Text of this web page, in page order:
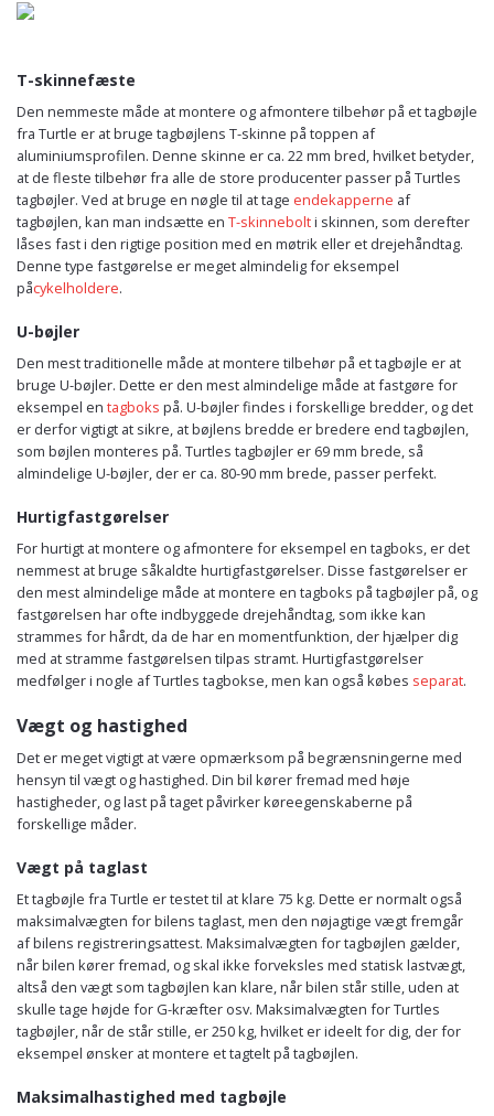
T-skinnefæste
Den nemmeste måde at montere og afmontere tilbehør på et tagbøjle
fra Turtle er at bruge tagbøjlens T-skinne på toppen af
aluminiumsprofilen. Denne skinne er ca. 22 mm bred, hvilket betyder,
at de fleste tilbehør fra alle de store producenter passer på Turtles
tagbøjler. Ved at bruge en nøgle til at tage endekapperne af
tagbøjlen, kan man indsætte en T-skinnebolti skinnen, som derefter
låses fast i den rigtige position med en møtrik eller et drejehåndtag.
Denne type fastgørelse er meget almindelig for eksempel
påcykelholdere.
U-bøjler
Den mest traditionelle måde at montere tilbehør på et tagbøjle er at
bruge U-bøjler. Dette er den mest almindelige måde at fastgøre for
eksempel en tagboks på. U-bøjler findes i forskellige bredder, og det
er derfor vigtigt at sikre, at bøjlens bredde er bredere end tagbøjlen,
som bøjlen monteres på. Turtles tagbøjler er 69 mm brede, så
almindelige U-bøjler, der er ca. 80-90 mm brede, passer perfekt.
Hurtigfastgørelser
For hurtigt at montere og afmontere for eksempel en tagboks, er det
nemmest at bruge såkaldte hurtigfastgørelser. Disse fastgørelser er
den mest almindelige måde at montere en tagboks på tagbøjler på, og
fastgørelsen har ofte indbyggede drejehåndtag, som ikke kan
strammes for hårdt, da de har en momentfunktion, der hjælper dig
med at stramme fastgørelsen tilpas stramt. Hurtigfastgørelser
medfølger i nogle af Turtles tagbokse, men kan også købes separat.
Vægt og hastighed
Det er meget vigtigt at være opmærksom på begrænsningerne med
hensyn til vægt og hastighed. Din bil kører fremad med høje
hastigheder, og last på taget påvirker køreegenskaberne på
forskellige måder.
Vægt på taglast
Et tagbøjle fra Turtle er testet til at klare 75 kg. Dette er normalt også
maksimalvægten for bilens taglast, men den nøjagtige vægt fremgår
af bilens registreringsattest. Maksimalvægten for tagbøjlen gælder,
når bilen kører fremad, og skal ikke forveksles med statisk lastvægt,
altså den vægt som tagbøjlen kan klare, når bilen står stille, uden at
skulle tage højde for G-kræfter osv. Maksimalvægten for Turtles
tagbøjler, når de står stille, er 250 kg, hvilket er ideelt for dig, der for
eksempel ønsker at montere et tagtelt på tagbøjlen.
Maksimalhastighed med tagbøjle